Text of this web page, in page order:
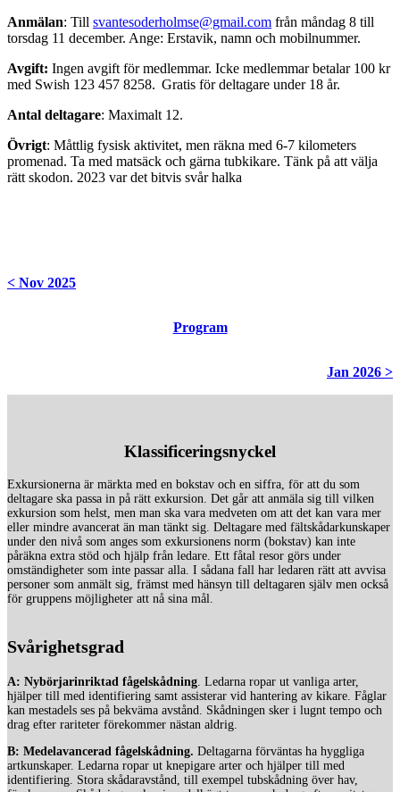
Anmälan: Till svantesoderholmse@gmail.com från måndag 8 till
torsdag 11 december. Ange: Erstavik, namn och mobilnummer.
Avgift: Ingen avgift för medlemmar. Icke medlemmar betalar 100 kr
med Swish 123 457 8258. Gratis för deltagare under 18 år.
Antal deltagare: Maximalt 12.
Övrigt: Måttlig fysisk aktivitet, men räkna med 6-7 kilometers
promenad. Ta med matsäck och gärna tubkikare. Tänk på att välja
rätt skodon. 2023 var det bitvis svår halka
< Nov 2025
Program
Jan 2026 >
Klassificeringsnyckel
Exkursionerna är märkta med en bokstav och en siffra, för att du som
deltagare ska passa in på rätt exkursion. Det går att anmäla sig till vilken
exkursion som helst, men man ska vara medveten om att det kan vara mer
eller mindre avancerat än man tänkt sig. Deltagare med fältskådarkunskaper
under den nivå som anges som exkursionens norm (bokstav) kan inte
påräkna extra stöd och hjälp från ledare. Ett fåtal resor görs under
omständigheter som inte passar alla. I sådana fall har ledaren rätt att avvisa
personer som anmält sig, främst med hänsyn till deltagaren själv men också
för gruppens möjligheter att nå sina mål.
Svårighetsgrad
A: Nybörjarinriktad fågelskådning. Ledarna ropar ut vanliga arter,
hjälper till med identifiering samt assisterar vid hantering av kikare. Fåglar
kan mestadels ses på bekväma avstånd. Skådningen sker i lugnt tempo och
drag efter rariteter förekommer nästan aldrig.
B: Medelavancerad fågelskådning. Deltagarna förväntas ha hyggliga
artkunskaper. Ledarna ropar ut knepigare arter och hjälper till med
identifiering. Stora skådaravstånd, till exempel tubskådning över hav,